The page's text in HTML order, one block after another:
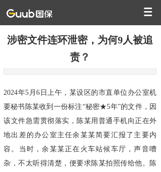
涉密文件连环泄密，为何9人被追
责？
2024年5月6日上午，某设区的市直单位办公室机
要秘书陈某收到一份标注“秘密★5年”的文件，因
该文件急需贯彻落实，陈某用普通手机向正在外
地出差的办公室主任余某某简要汇报了主要内
容。当时，余某某正在火车站候车厅，声音嘈
杂，不太听得清楚，便要求陈某拍照传给他。陈